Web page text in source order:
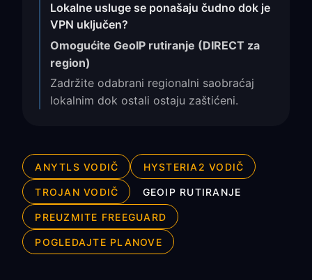
Lokalne usluge se ponašaju čudno dok je
VPN uključen?
Omogućite GeoIP rutiranje (DIRECT za
region)
Zadržite odabrani regionalni saobraćaj
lokalnim dok ostali ostaju zaštićeni.
ANYTLS VODIČ HYSTERIA2 VODIČ
TROJAN VODIČ GEOIP RUTIRANJE
PREUZMITE FREEGUARD
POGLEDAJTE PLANOVE